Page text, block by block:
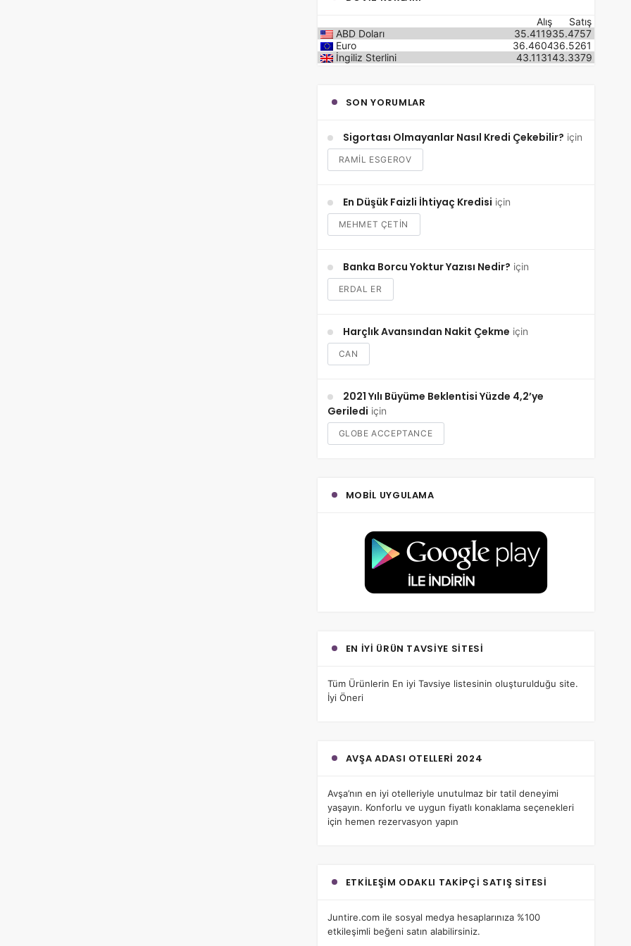
Satış
Alış
ABD Doları
35.4757
35.4119
Euro
36.5261
36.4604
İngiliz Sterlini
43.3379
43.1131
SON YORUMLAR
Sigortası Olmayanlar Nasıl Kredi Çekebilir? için
RAMIL ESGEROV
En Düşük Faizli İhtiyaç Kredisi için
MEHMET ÇETİN
Banka Borcu Yoktur Yazısı Nedir? için
ERDAL ER
Harçlık Avansından Nakit Çekme için
CAN
2021 Yılı Büyüme Beklentisi Yüzde 4,2’ye
Geriledi için
GLOBE ACCEPTANCE
MOBIL UYGULAMA
EN İYI ÜRÜN TAVSIYE SITESI
Tüm Ürünlerin En iyi Tavsiye listesinin oluşturulduğu site.
İyi Öneri
AVŞA ADASI OTELLERI 2024
Avşa’nın en iyi otelleriyle unutulmaz bir tatil deneyimi
yaşayın. Konforlu ve uygun fiyatlı konaklama seçenekleri
için hemen rezervasyon yapın
ETKILEŞIM ODAKLI TAKIPÇI SATIŞ SITESI
Juntire.comile sosyal medya hesaplarınıza %100
etkileşimli beğeni satın alabilirsiniz.